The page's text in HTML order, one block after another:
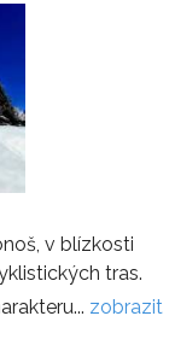
v blízkosti
tras.
zobrazit